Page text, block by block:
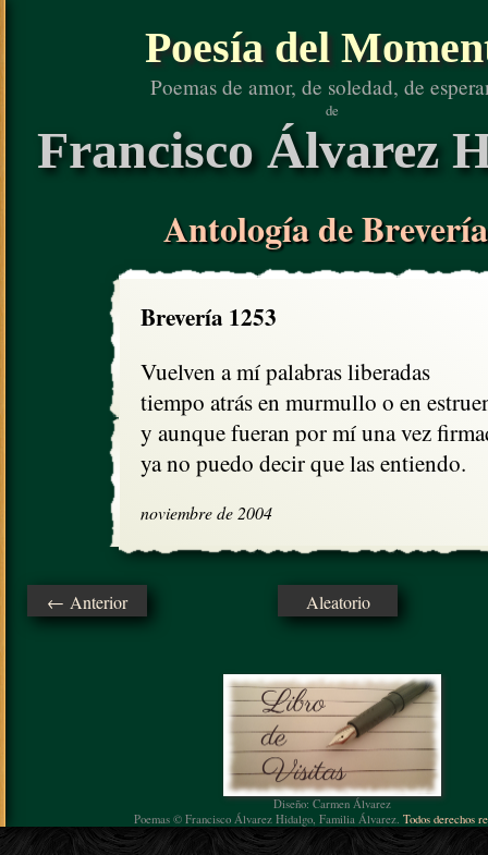
Poesía del
Poemas de amor, de soledad, de
de
Francisco Álvarez
Antología de
Brevería 1253
Vuelven a mí palabras liberadas
tiempo atrás en murmullo o en
y aunque fueran por mí una vez
ya no puedo decir que las entiendo.
noviembre de 2004
← Anterior Aleatorio
Diseño: Carmen Álvarez
Poemas © Francisco Álvarez Hidalgo, Familia Álvarez. Todos derechos